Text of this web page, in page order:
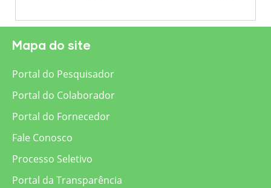
Mapa do site
Portal do Pesquisador
Portal do Colaborador
Portal do Fornecedor
Fale Conosco
Processo Seletivo
Portal da Transparência